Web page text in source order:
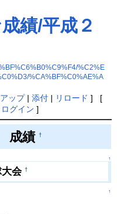
績/平成２
%C2%E
%CA%BF%C0%AE%A
ップ| 添付| リロード ] [
ログイン ]
成績 †
↑
大会†
↑